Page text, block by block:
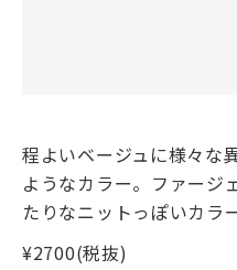
程よいベージュに様々な
ようなカラー。ファージ
たりなニットっぽいカラ
¥2700(税抜)